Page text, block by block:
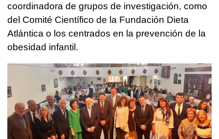
coordinadora de grupos de investigación, como
del Comité Científico de la Fundación Dieta
Atlántica o los centrados en la prevención de la
obesidad infantil.